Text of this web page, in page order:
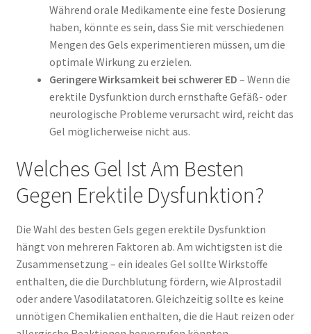
Während orale Medikamente eine feste Dosierung
haben, könnte es sein, dass Sie mit verschiedenen
Mengen des Gels experimentieren müssen, um die
optimale Wirkung zu erzielen.
Geringere Wirksamkeit bei schwerer ED – Wenn die
erektile Dysfunktion durch ernsthafte Gefäß- oder
neurologische Probleme verursacht wird, reicht das
Gel möglicherweise nicht aus.
Welches Gel Ist Am Besten
Gegen Erektile Dysfunktion?
Die Wahl des besten Gels gegen erektile Dysfunktion
hängt von mehreren Faktoren ab. Am wichtigsten ist die
Zusammensetzung – ein ideales Gel sollte Wirkstoffe
enthalten, die die Durchblutung fördern, wie Alprostadil
oder andere Vasodilatatoren. Gleichzeitig sollte es keine
unnötigen Chemikalien enthalten, die die Haut reizen oder